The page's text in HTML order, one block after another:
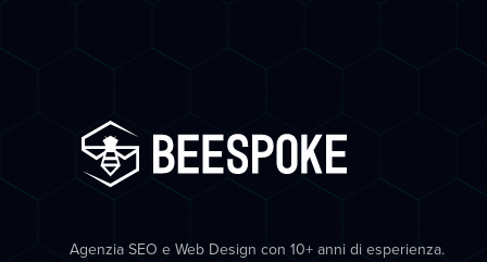
Agenzia SEO e Web Design con 10+ anni di esperienza.